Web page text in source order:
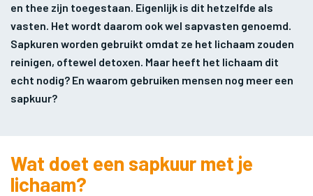
en thee zijn toegestaan. Eigenlijk is dit hetzelfde als
vasten. Het wordt daarom ook wel sapvasten genoemd.
Sapkuren worden gebruikt omdat ze het lichaam zouden
reinigen, oftewel detoxen. Maar heeft het lichaam dit
echt nodig? En waarom gebruiken mensen nog meer een
sapkuur?
Wat doet een sapkuur met je
lichaam?